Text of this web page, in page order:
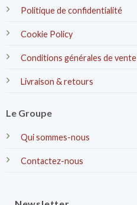
Politique de confidentialité
Cookie Policy
Conditions générales de vente
Livraison & retours
Le Groupe
Qui sommes-nous
Contactez-nous